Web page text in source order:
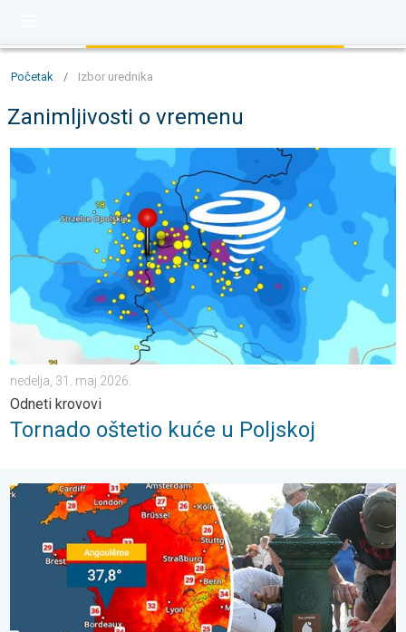
Početak / Izbor urednika
Zanimljivosti o vremenu
Tornado oštetio kuće u Poljskoj. Odneti krovovi. . . nedelja,
nedelja, 31. maj 2026.
Odneti krovovi
Tornado oštetio kuće u Poljskoj
Posledice ranih vrućina na zapadu Evrope. U Portugaliji i do